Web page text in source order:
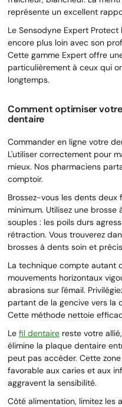
représente un excellent
Le Sensodyne Expert
encore plus loin avec son
Cette gamme Expert offre
particulièrement à ceux qui
longtemps.
Comment optimiser
dentaire
Commander en ligne votre
L'utiliser correctement pour
mieux. Nos pharmaciens
comptoir.
Brossez-vous les dents
minimum. Utilisez une
souples : les poils durs
rétraction. Vous trouverez
brosses à dents soin et
La technique compte autant
mouvements horizontaux
abrasions sur l'émail.
partant de la gencive vers la
Cette méthode nettoie
Le fil dentaire reste votre
élimine la plaque dentaire
peut pas accéder. Cette
favorable aux caries et aux
aggravent la sensibilité.
Côté alimentation, limitez les